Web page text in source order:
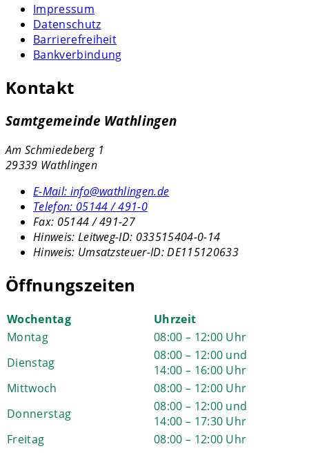
Impressum
Datenschutz
Barrierefreiheit
Bankverbindung
Kontakt
Samtgemeinde Wathlingen
Am Schmiedeberg 1
29339 Wathlingen
E-Mail: info@wathlingen.de
Telefon: 05144 / 491-0
Fax: 05144 / 491-27
Hinweis: Leitweg-ID: 033515404-0-14
Hinweis: Umsatzsteuer-ID: DE115120633
Öffnungszeiten
Wochentag
Uhrzeit
Montag
08:00 – 12:00 Uhr
Dienstag
08:00 – 12:00 und
14:00 – 16:00 Uhr
Mittwoch
08:00 – 12:00 Uhr
Donnerstag
08:00 – 12:00 und
14:00 – 17:30 Uhr
Freitag
08:00 – 12:00 Uhr